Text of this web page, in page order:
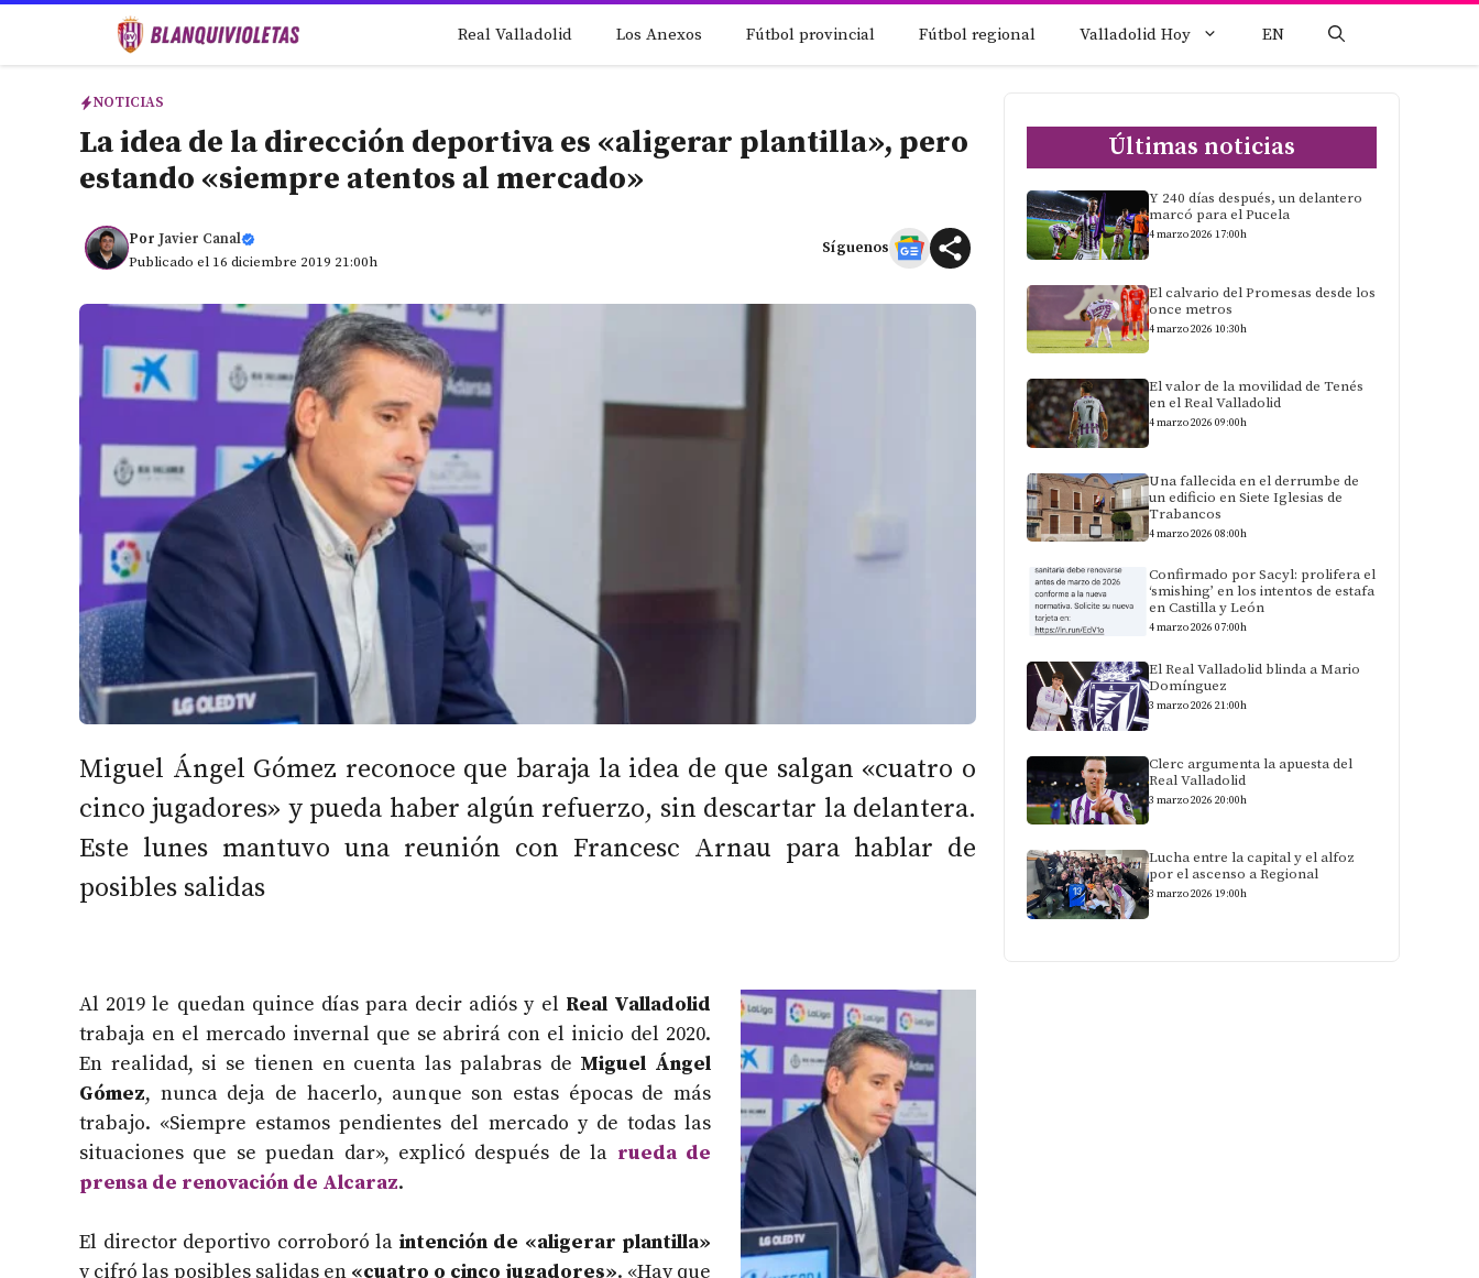
Real Valladolid Los Anexos Fútbol provincial Fútbol regional Valladolid Hoy EN
NOTICIAS
La idea de la dirección deportiva es «aligerar plantilla», pero
estando «siempre atentos al mercado»
Por Javier Canal
Publicado el 16 diciembre 2019 21:00h
Síguenos
Miguel Ángel Gómez reconoce que baraja la idea de que salgan «cuatro o
cinco jugadores» y pueda haber algún refuerzo, sin descartar la delantera.
Este lunes mantuvo una reunión con Francesc Arnau para hablar de
posibles salidas
Al 2019 le quedan quince días para decir adiós y el Real Valladolid
trabaja en el mercado invernal que se abrirá con el inicio del 2020.
En realidad, si se tienen en cuenta las palabras de Miguel Ángel
Gómez, nunca deja de hacerlo, aunque son estas épocas de más
trabajo. «Siempre estamos pendientes del mercado y de todas las
situaciones que se puedan dar», explicó después de la rueda de
prensa de renovación de Alcaraz.
El director deportivo corroboró la intención de «aligerar plantilla»
y cifró las posibles salidas en «cuatro o cinco jugadores». «Hay que
Últimas noticias
Y 240 días después, un delantero
marcó para el Pucela
4 marzo 2026 17:00h
El calvario del Promesas desde los
once metros
4 marzo 2026 10:30h
El valor de la movilidad de Tenés
en el Real Valladolid
4 marzo 2026 09:00h
Una fallecida en el derrumbe de
un edificio en Siete Iglesias de
Trabancos
4 marzo 2026 08:00h
Confirmado por Sacyl: prolifera el
‘smishing’ en los intentos de estafa
en Castilla y León
4 marzo 2026 07:00h
El Real Valladolid blinda a Mario
Domínguez
3 marzo 2026 21:00h
Clerc argumenta la apuesta del
Real Valladolid
3 marzo 2026 20:00h
Lucha entre la capital y el alfoz
por el ascenso a Regional
3 marzo 2026 19:00h